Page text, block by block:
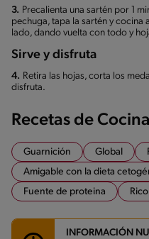
3. Precalienta una sartén por 1
pechuga, tapa la sartén y
lado, dando vuelta con todo y
Sirve y disfruta
4. Retira las hojas, corta los
disfruta.
Recetas de
Guarnición Global
Amigable con la dieta
Fuente de proteina
INFORMACIÓN